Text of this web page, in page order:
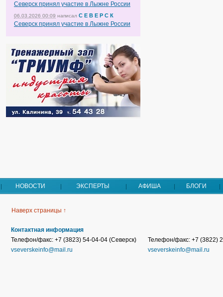
Северск принял участие в Лыжне России
06.03.2026 00:09 написал С Е В Е Р С К
Северск принял участие в Лыжне России
НОВОСТИ ЭКСПЕРТЫ АФИША БЛОГИ
Наверх страницы ↑
Контактная информация
Телефон/факс: +7 (3823) 54-04-04 (Северск)
vseverskeinfo@mail.ru
Телефон/факс: +7 (3822)
vseverskeinfo@mail.ru